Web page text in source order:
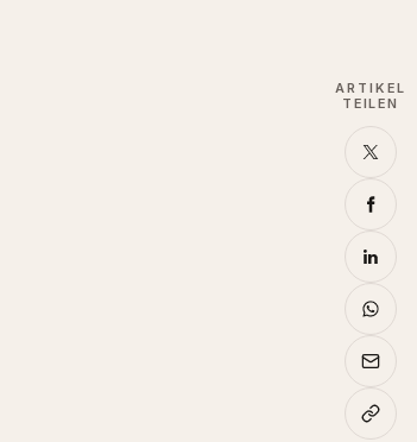
ARTIKEL
TEILEN